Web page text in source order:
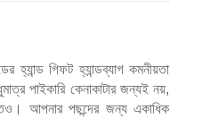
হ্যান্ড গিফট হ্যান্ডব্যাগ কমনীয়তা
পাইকারি কেনাকাটার জন্যই নয়,
আপনার পছন্দের জন্য একাধিক